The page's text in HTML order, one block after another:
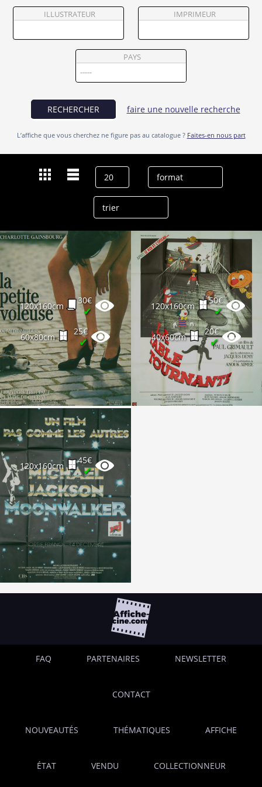
Vendre
ILLUSTRATEUR IMPRIMEUR
PAYS
RECHERCHER faire une nouvelle recherche
L’affiche que vous cherchez ne figure pas au catalogue ? Faites-en nous part
120x160cm
30€
✔
60x80cm
25€
✔
120x160cm
50€
✔
40x60cm
20€
✔
120x160cm
45€
✔
FAQ PARTENAIRES NEWSLETTER
CONTACT
NOUVEAUTÉS THÉMATIQUES AFFICHE
ÉTAT VENDU COLLECTIONNEUR